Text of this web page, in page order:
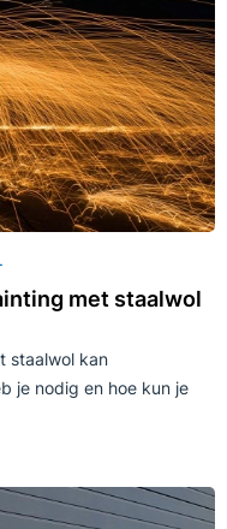
met staalwol
staalwol kan
je nodig en hoe kun je